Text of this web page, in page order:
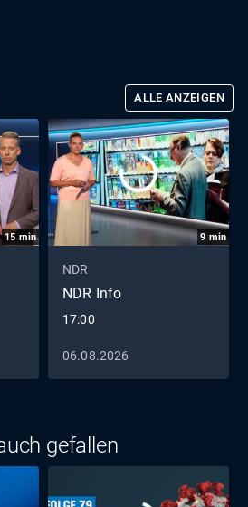
ALLE ANZEIGEN
15 min 9 min
NDR
NDR Info
17:00
06.08.2026
gefallen